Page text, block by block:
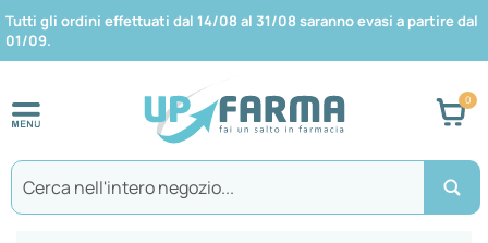
Tutti gli ordini effettuati dal 14/08 al 31/08 saranno evasi a partire dal
01/09.